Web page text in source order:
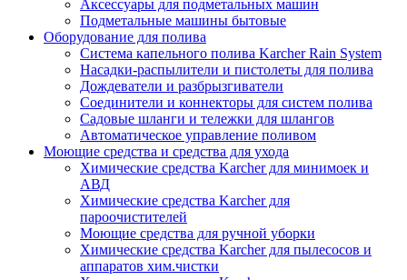
Аксессуары для подметальных машин
Подметальные машины бытовые
Оборудование для полива
Система капельного полива Karcher Rain System
Насадки-распылители и пистолеты для полива
Дождеватели и разбрызгиватели
Соединители и коннекторы для систем полива
Садовые шланги и тележки для шлангов
Автоматическое управление поливом
Моющие средства и средства для ухода
Химические средства Karcher для минимоек и
АВД
Химические средства Karcher для
пароочистителей
Моющие средства для ручной уборки
Химические средства Karcher для пылесосов и
аппаратов хим.чистки